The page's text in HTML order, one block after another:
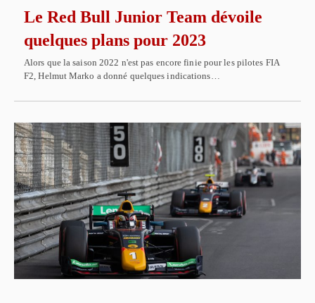
Le Red Bull Junior Team dévoile
quelques plans pour 2023
Alors que la saison 2022 n'est pas encore finie pour les pilotes FIA
F2, Helmut Marko a donné quelques indications…